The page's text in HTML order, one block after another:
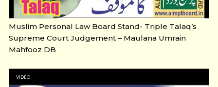
Muslim Personal Law Board Stand- Triple Talaq’s
Supreme Court Judgement – Maulana Umrain
Mahfooz DB
VIDEO